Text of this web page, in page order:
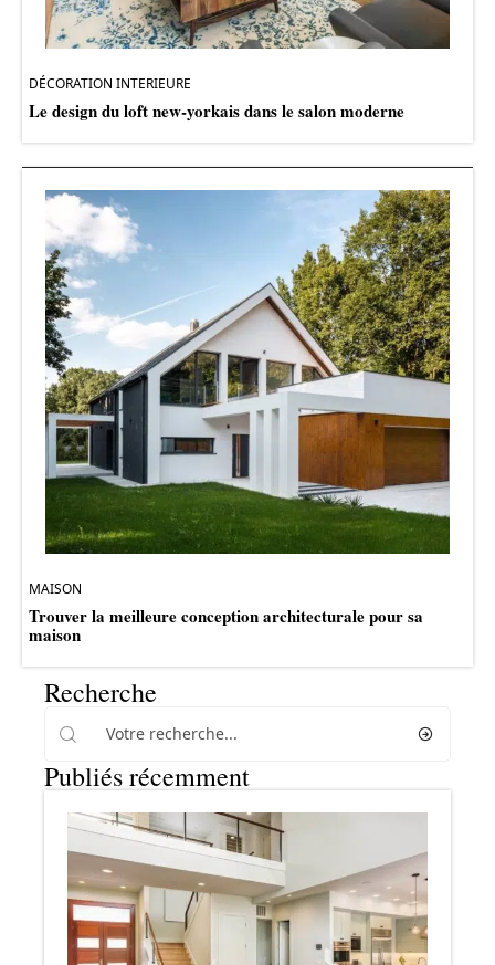
DÉCORATION INTERIEURE
Le design du loft new-yorkais dans le salon moderne
MAISON
Trouver la meilleure conception architecturale pour sa
maison
Recherche
Publiés récemment